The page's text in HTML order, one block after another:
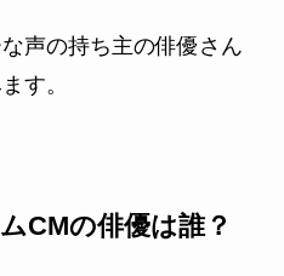
声の持ち主の俳優さん
す。
CMの俳優は誰？